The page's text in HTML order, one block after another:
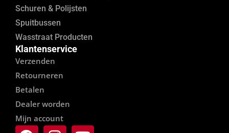
Schuren & Polijsten
Spuitbussen
Wasstraat Producten
Klantenservice
Verzenden
Retourneren
Betalen
Dealer worden
Mijn account